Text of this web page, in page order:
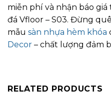
miễn phí và nhận báo
đá Vfloor – S03. Đừng
mẫu sàn nhựa hèm khóa
Decor – chất lượng đảm
RELATED PRODUCTS